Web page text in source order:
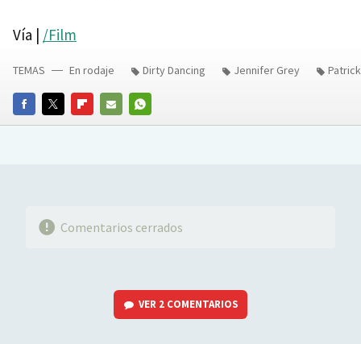
Vía | /Film
FACEBOOKTWITTERFLIPBOARD
E-
WHATSAPP
TEMAS En rodaje Dirty Dancing Jennifer Grey
Comentarios cerrados
VER 2 COMENTARIOS